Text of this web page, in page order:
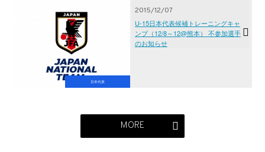
日本代表
2015/12/07
U-15日本代表候補トレーニングキャ
ンプ（12/8～12@熊本） 不参加選手
のお知らせ
MORE